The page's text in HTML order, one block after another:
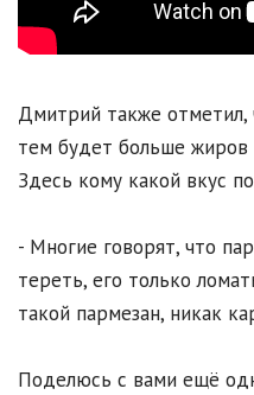
Дмитрий также отметил,
тем будет больше жиров
Здесь кому какой вкус
- Многие говорят, что
тереть, его только
такой пармезан, никак
Поделюсь с вами ещё